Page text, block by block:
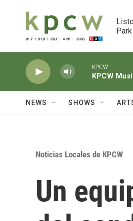
KPCW
KPCW
NEWS SHOWS
Noticias Locales de KPCW
Un